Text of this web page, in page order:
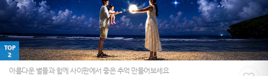
TOP
2
아름다운 별들과 함께 사이판에서 좋은 추억 만들어보세요